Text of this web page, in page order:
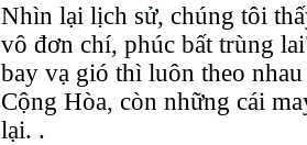
Nhìn lại lịch sử, chúng tôi
vô đơn chí, phúc bất trùng
bay vạ gió thì luôn theo
Cộng Hòa, còn những cái
lại. .